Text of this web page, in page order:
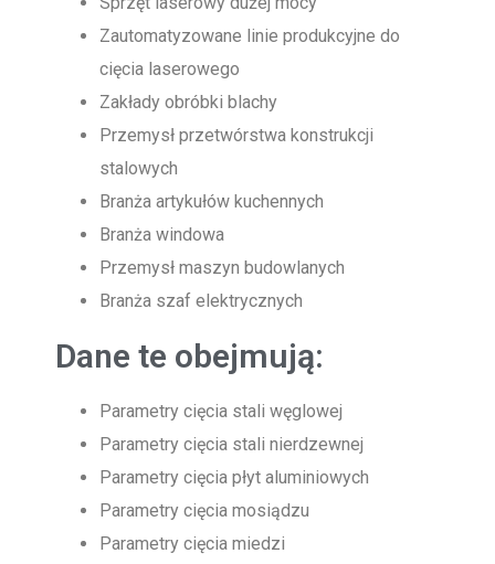
Zautomatyzowane linie produkcyjne do
cięcia laserowego
Zakłady obróbki blachy
Przemysł przetwórstwa konstrukcji
stalowych
Branża artykułów kuchennych
Branża windowa
Przemysł maszyn budowlanych
Branża szaf elektrycznych
Dane te obejmują:
Parametry cięcia stali węglowej
Parametry cięcia stali nierdzewnej
Parametry cięcia płyt aluminiowych
Parametry cięcia mosiądzu
Parametry cięcia miedzi